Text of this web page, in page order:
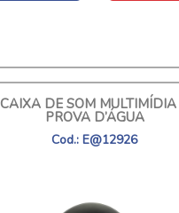
CAIXA DE SOM
PROVA D’ÁGUA
Cod.: E@12926